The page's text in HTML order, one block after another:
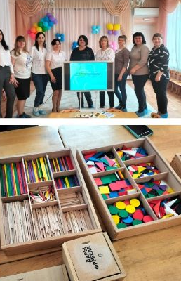
Организация питания
Развивающая предметно-
Обеспечение здоровья,
Международное сотрудничество
Доступная среда
Сайты
Участие в
Школа